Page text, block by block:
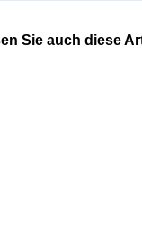
Sie auch diese